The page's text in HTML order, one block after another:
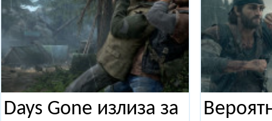
Days Gone излиза за